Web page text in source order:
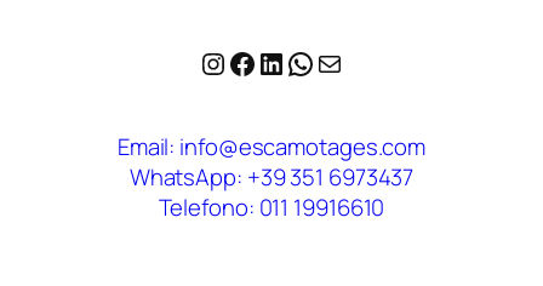
Instagram
Facebook
LinkedIn
WhatsApp
Email
Email: info@escamotages.com
WhatsApp: +39 351 6973437
Telefono: 011 19916610